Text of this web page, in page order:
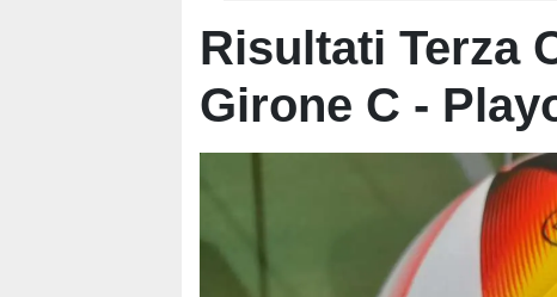
Risultati Terza
Girone C -